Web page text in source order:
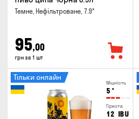
Темне, Нефільтроване, 7.9°
95,00
грн за 1 шт
Міцність
5 °
Гіркота
12 IBU
Тільки онлайн